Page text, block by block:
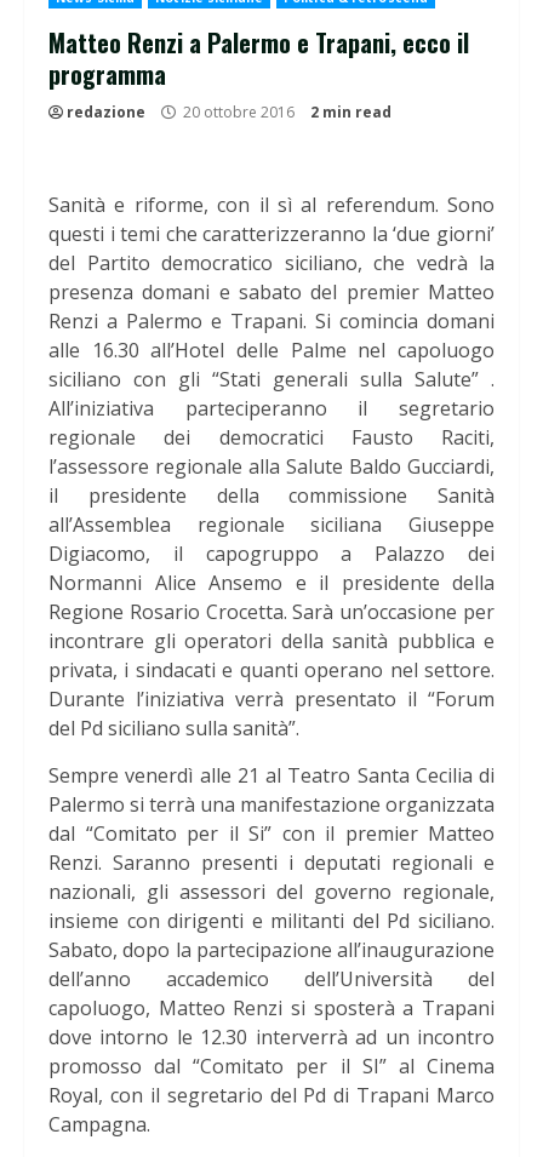
Matteo Renzi a Palermo e Trapani, ecco il
programma
redazione 20 ottobre 2016 2 min read
Sanità e riforme, con il sì al referendum. Sono
questi i temi che caratterizzeranno la ‘due giorni’
del Partito democratico siciliano, che vedrà la
presenza domani e sabato del premier Matteo
Renzi a Palermo e Trapani. Si comincia domani
alle 16.30 all’Hotel delle Palme nel capoluogo
siciliano con gli “Stati generali sulla Salute” .
All’iniziativa parteciperanno il segretario
regionale dei democratici Fausto Raciti,
l’assessore regionale alla Salute Baldo Gucciardi,
il presidente della commissione Sanità
all’Assemblea regionale siciliana Giuseppe
Digiacomo, il capogruppo a Palazzo dei
Normanni Alice Ansemo e il presidente della
Regione Rosario Crocetta. Sarà un’occasione per
incontrare gli operatori della sanità pubblica e
privata, i sindacati e quanti operano nel settore.
Durante l’iniziativa verrà presentato il “Forum
del Pd siciliano sulla sanità”.
Sempre venerdì alle 21 al Teatro Santa Cecilia di
Palermo si terrà una manifestazione organizzata
dal “Comitato per il Si” con il premier Matteo
Renzi. Saranno presenti i deputati regionali e
nazionali, gli assessori del governo regionale,
insieme con dirigenti e militanti del Pd siciliano.
Sabato, dopo la partecipazione all’inaugurazione
dell’anno accademico dell’Università del
capoluogo, Matteo Renzi si sposterà a Trapani
dove intorno le 12.30 interverrà ad un incontro
promosso dal “Comitato per il SI” al Cinema
Royal, con il segretario del Pd di Trapani Marco
Campagna.